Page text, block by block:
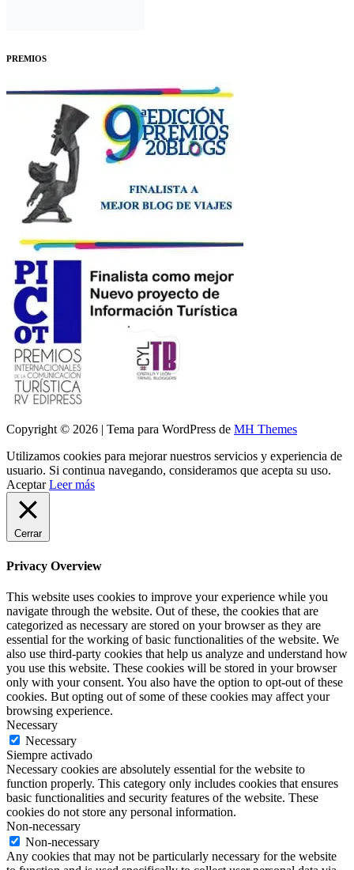
PREMIOS
Copyright © 2026 | Tema para WordPress de MH Themes
Utilizamos cookies para mejorar nuestros servicios y experiencia de
usuario. Si continua navegando, consideramos que acepta su uso.
Aceptar Leer más
Cerrar
Privacy Overview
This website uses cookies to improve your experience while you
navigate through the website. Out of these, the cookies that are
categorized as necessary are stored on your browser as they are
essential for the working of basic functionalities of the website. We
also use third-party cookies that help us analyze and understand how
you use this website. These cookies will be stored in your browser
only with your consent. You also have the option to opt-out of these
cookies. But opting out of some of these cookies may affect your
browsing experience.
Necessary
Necessary
Siempre activado
Necessary cookies are absolutely essential for the website to
function properly. This category only includes cookies that ensures
basic functionalities and security features of the website. These
cookies do not store any personal information.
Non-necessary
Non-necessary
Any cookies that may not be particularly necessary for the website